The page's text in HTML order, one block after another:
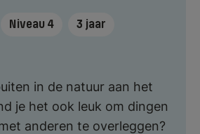
Niveau 4 3 jaar
in de natuur aan het
je het ook leuk om dingen
anderen te overleggen?